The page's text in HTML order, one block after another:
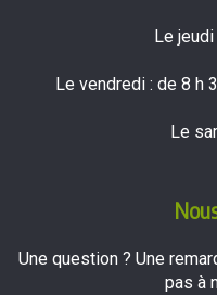
Le
Le vendredi : de 8 h
Le
Une question ? Une
pas à